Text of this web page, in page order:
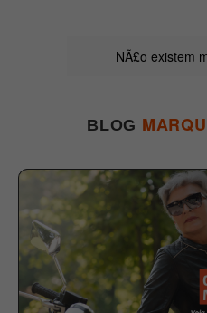
NÃ£o existem
BLOG